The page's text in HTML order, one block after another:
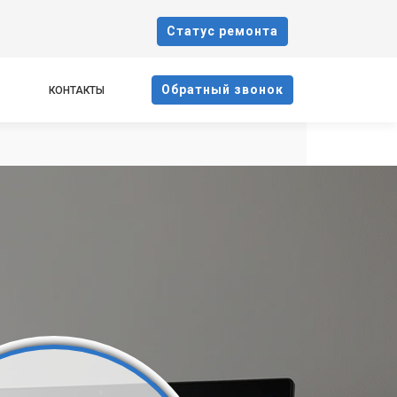
Cтатус ремонта
КОНТАКТЫ Oбратный звонок